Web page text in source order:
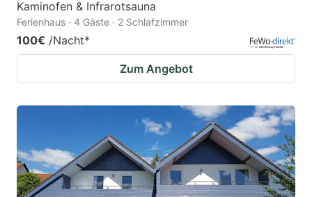
Kaminofen & Infrarotsauna
Ferienhaus · 4 Gäste · 2 Schlafzimmer
100€ /Nacht*
Zum Angebot